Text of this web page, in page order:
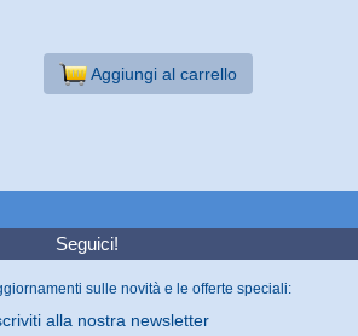
Aggiungi al carrello
Seguici!
sulle novità e le offerte speciali:
alla nostra newsletter